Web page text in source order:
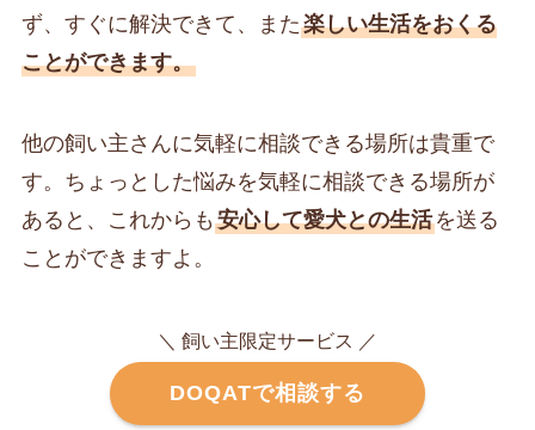
ず、すぐに解決できて、また楽しい生活をおくる
ことができます。
他の飼い主さんに気軽に相談できる場所は貴重で
す。ちょっとした悩みを気軽に相談できる場所が
あると、これからも 安心して愛犬との生活を送る
ことができますよ。
＼ 飼い主限定サービス ／
DOQATで相談する